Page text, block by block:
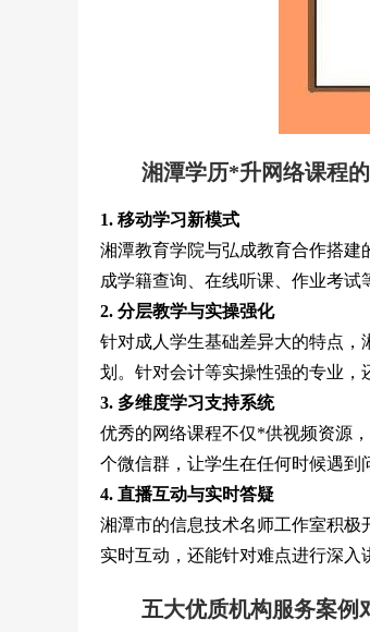
湘潭学历*升网络课程
1. 移动学习新模式
湘潭教育学院与弘成教育合作搭建
成学籍查询、在线听课、作业考试
2. 分层教学与实操强化
针对成人学生基础差异大的特点
划。针对会计等实操性强的专业，
3. 多维度学习支持系统
优秀的网络课程不仅*供视频资源
个微信群，让学生在任何时候遇到
4. 直播互动与实时答疑
湘潭市的信息技术名师工作室积极
实时互动，还能针对难点进行深入
五大优质机构服务案例